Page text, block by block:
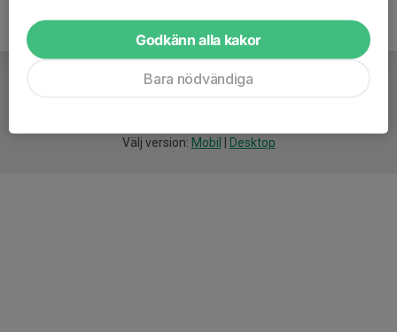
Välj version: Mobil Desktop
Godkänn alla kakor
Bara nödvändiga